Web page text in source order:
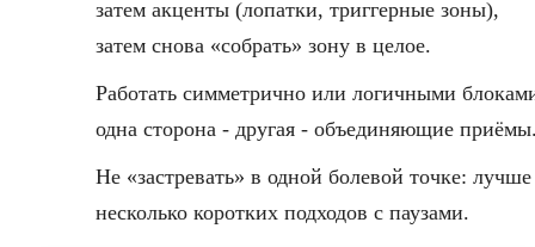
затем акценты (лопатки, триггерные зоны),
затем снова «собрать» зону в целое.
Работать симметрично или логичными
одна сторона - другая - объединяющие
Не «застревать» в одной болевой точке: лучше
несколько коротких подходов с паузами.